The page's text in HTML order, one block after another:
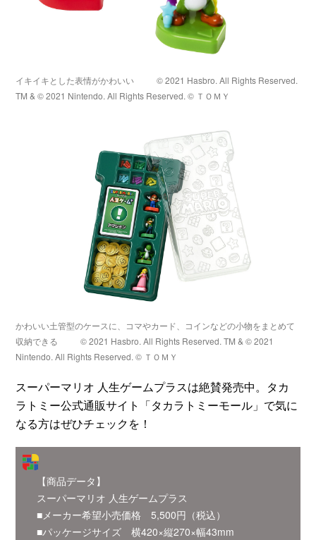
イキイキとした表情がかわいい
© 2021 Hasbro. All Rights Reserved.
TM & © 2021 Nintendo. All Rights Reserved. © ＴＯＭＹ
かわいい土管型のケースに、コマやカード、コインなどの小物をまとめて
収納できる
© 2021 Hasbro. All Rights Reserved. TM & © 2021
Nintendo. All Rights Reserved. © ＴＯＭＹ
スーパーマリオ 人生ゲームプラスは絶賛発売中。タカ
ラトミー公式通販サイト「タカラトミーモール」で気に
なる方はぜひチェックを！
【商品データ】
スーパーマリオ 人生ゲームプラス
■メーカー希望小売価格 5,500円（税込）
■パッケージサイズ 横420×縦270×幅43mm